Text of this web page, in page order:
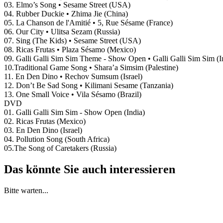
03. Elmo’s Song • Sesame Street (USA)
04. Rubber Duckie • Zhima Jie (China)
05. La Chanson de l'Amitié • 5, Rue Sésame (France)
06. Our City • Ulitsa Sezam (Russia)
07. Sing (The Kids) • Sesame Street (USA)
08. Ricas Frutas • Plaza Sésamo (Mexico)
09. Galli Galli Sim Sim Theme - Show Open • Galli Galli Sim Sim
10.Traditional Game Song • Shara’a Simsim (Palestine)
11. En Den Dino • Rechov Sumsum (Israel)
12. Don’t Be Sad Song • Kilimani Sesame (Tanzania)
13. One Small Voice • Vila Sésamo (Brazil)
DVD
01. Galli Galli Sim Sim - Show Open (India)
02. Ricas Frutas (Mexico)
03. En Den Dino (Israel)
04. Pollution Song (South Africa)
05.The Song of Caretakers (Russia)
Das könnte Sie auch interessieren
Bitte warten...